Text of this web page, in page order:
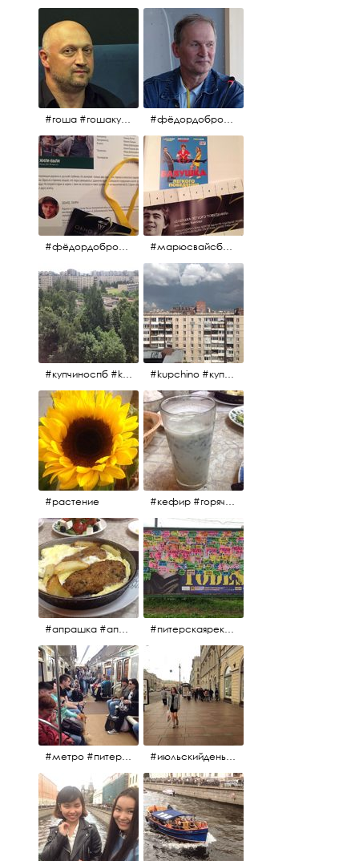
#гоша #гошакуценко #oknofestival #фёдордобронравов #кино #хорошеекино #жилибыли
#фёдордобронравов #эдуардпарри #жилибыли #иринарозанова #марюсвайсберг #александрревва #глюкоза #любовьвбольшомгороде #ххvфестивальроссийскогокино
#купчиноспб #kupchino #kupchino #купчиноспб
#растение #кефир #горячийкефир #национальноеблюдо #лаваш #вкусно
#апрашка #апраксиндвор #кафенаапрашке #куринаякотлетанасковороде #сковородка #кафедлясвоих #питерскаяреклама #todes #куколки #окраинапитера #фрунзенскийрайон
#метро #питерскоеметро #невскаялиния #июльскийдень2017 #15july2017 #невский